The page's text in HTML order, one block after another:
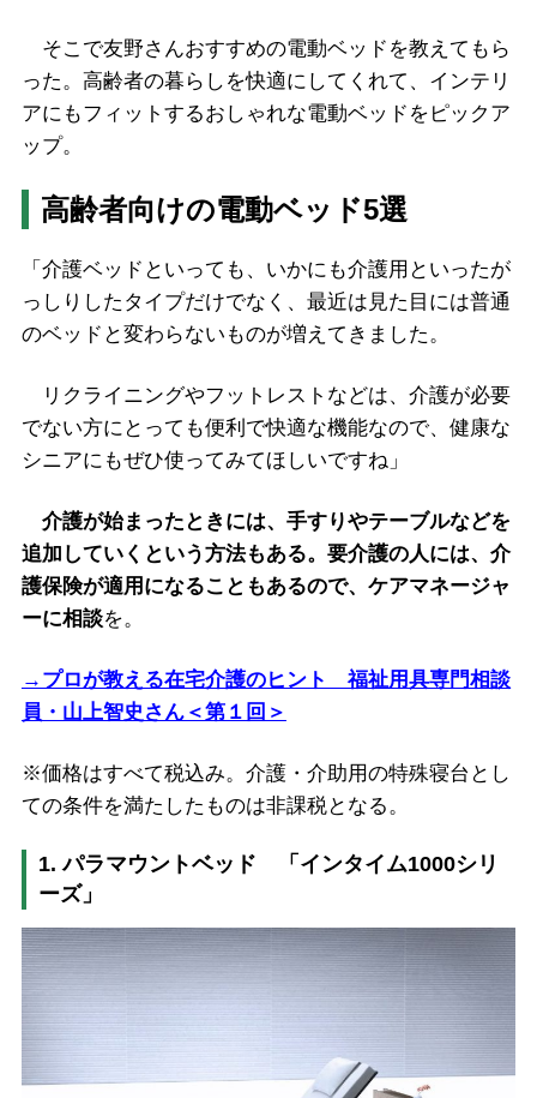
そこで友野さんおすすめの電動ベッドを教えてもら
った。高齢者の暮らしを快適にしてくれて、インテリ
アにもフィットするおしゃれな電動ベッドをピックア
ップ。
高齢者向けの電動ベッド5選
「介護ベッドといっても、いかにも介護用といったが
っしりしたタイプだけでなく、最近は見た目には普通
のベッドと変わらないものが増えてきました。
リクライニングやフットレストなどは、介護が必要
でない方にとっても便利で快適な機能なので、健康な
シニアにもぜひ使ってみてほしいですね」
介護が始まったときには、手すりやテーブルなどを
追加していくという方法もある。要介護の人には、介
護保険が適用になることもあるので、ケアマネージャ
ーに相談を。
→プロが教える在宅介護のヒント 福祉用具専門相談
員・山上智史さん＜第１回＞
※価格はすべて税込み。介護・介助用の特殊寝台とし
ての条件を満たしたものは非課税となる。
1. パラマウントベッド 「インタイム1000シリ
ーズ」